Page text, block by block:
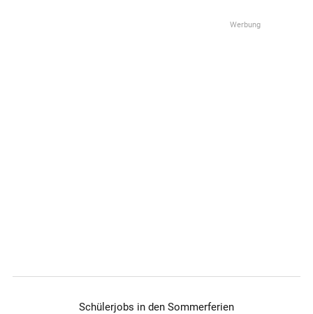
Taschengeldaufbesserung im Vordergrund stehen,
Schülerjobs in den Sommerferien